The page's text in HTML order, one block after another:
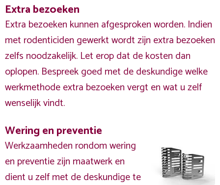
Extra bezoeken
Extra bezoeken kunnen afgesproken worden. Indien
met rodenticiden gewerkt wordt zijn extra bezoeken
zelfs noodzakelijk. Let erop dat de kosten dan
oplopen. Bespreek goed met de deskundige welke
werkmethode extra bezoeken vergt en wat u zelf
wenselijk vindt.
Wering en preventie
Werkzaamheden rondom wering
en preventie zijn maatwerk en
dient u zelf met de deskundige te